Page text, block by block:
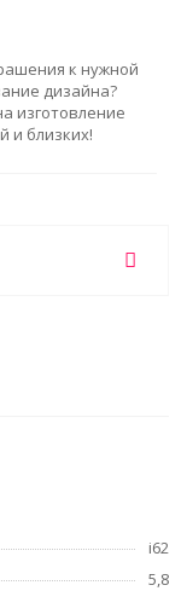
к нужной
дизайна?
изготовление
и близких!
i62
5,8